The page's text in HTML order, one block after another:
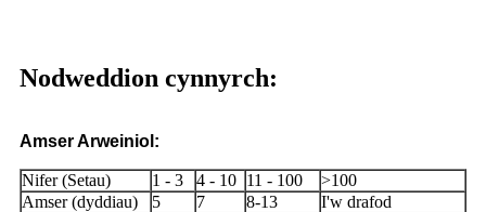
Nodweddion cynnyrch:
Amser Arweiniol:
Nifer (Setau) 1 - 3 4 - 10 11 - 100
>100
Amser (dyddiau)
5 7 8-13 I'w drafod